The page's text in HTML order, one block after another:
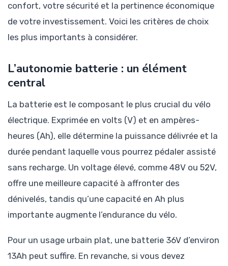
confort, votre sécurité et la pertinence économique
de votre investissement. Voici les critères de choix
les plus importants à considérer.
L’autonomie batterie : un élément
central
La batterie est le composant le plus crucial du vélo
électrique. Exprimée en volts (V) et en ampères-
heures (Ah), elle détermine la puissance délivrée et la
durée pendant laquelle vous pourrez pédaler assisté
sans recharge. Un voltage élevé, comme 48V ou 52V,
offre une meilleure capacité à affronter des
dénivelés, tandis qu’une capacité en Ah plus
importante augmente l’endurance du vélo.
Pour un usage urbain plat, une batterie 36V d’environ
13Ah peut suffire. En revanche, si vous devez